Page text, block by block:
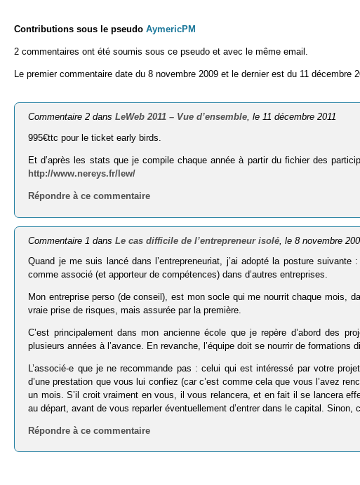
Contributions sous le pseudo AymericPM
2 commentaires ont été soumis sous ce pseudo et avec le même email.
Le premier commentaire date du 8 novembre 2009 et le dernier est du 11 décembre
Commentaire 2 dansLeWeb 2011 – Vue d’ensemble, le 11 décembre 2011
995€ttc pour le ticket early birds.
Et d’après les stats que je compile chaque année à partir du fichier des
http://www.nereys.fr/lew/
Répondre à ce commentaire
Commentaire 1 dansLe cas difficile de l’entrepreneur isolé , le 8 novembre
Quand je me suis lancé dans l’entrepreneuriat, j’ai adopté la posture
comme associé (et apporteur de compétences) dans d’autres entreprises.
Mon entreprise perso (de conseil), est mon socle qui me nourrit chaque mois,
vraie prise de risques, mais assurée par la première.
C’est principalement dans mon ancienne école que je repère d’abord des
plusieurs années à l’avance. En revanche, l’équipe doit se nourrir de formations
L’associé-e que je ne recommande pas : celui qui est intéressé par votre
d’une prestation que vous lui confiez (car c’est comme cela que vous l’avez
un mois. S’il croit vraiment en vous, il vous relancera, et en fait il se lancera
au départ, avant de vous reparler éventuellement d’entrer dans le capital. Sinon,
Répondre à ce commentaire